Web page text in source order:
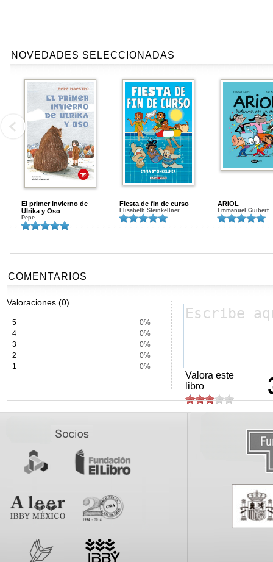
NOVEDADES SELECCIONADAS
El primer invierno de
Ulrika y Oso
Pepe
Fiesta de fin de curso
Elisabeth Steinkellner
ARIOL
Emmanuel Guibert
COMENTARIOS
Valoraciones (0)
5
0%
4
0%
3
0%
2
0%
1
0%
Valora este
libro